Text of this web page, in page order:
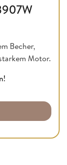
Becher,
Motor.